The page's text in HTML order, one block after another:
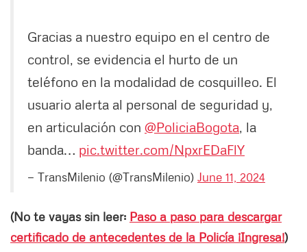
Gracias a nuestro equipo en el centro de
control, se evidencia el hurto de un
teléfono en la modalidad de cosquilleo. El
usuario alerta al personal de seguridad y,
en articulación con @PoliciaBogota , la
banda… pic.twitter.com/NpxrEDaFlY
— TransMilenio (@TransMilenio) June 11, 2024
(No te vayas sin leer: Paso a paso para descargar
certificado de antecedentes de la Policía ¡Ingresa!)